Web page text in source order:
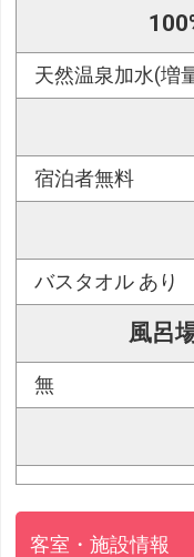
天然温泉加水(増
宿泊者無料
バスタオル あり
風呂
無
客室・施設情報